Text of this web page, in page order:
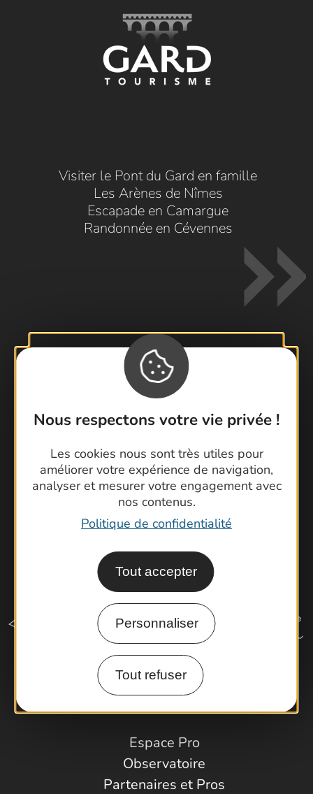
Nous respectons votre vie privée !
Les cookies nous sont très utiles pour
améliorer votre expérience de navigation,
analyser et mesurer votre engagement avec
nos contenus.
Politique de confidentialité
Tout accepter
Personnaliser
Tout refuser
Visiter le Pont du Gard en famille
Les Arènes de Nîmes
Escapade en Camargue
Randonnée en Cévennes
Contactez-nous !
Foire aux questions
Brochures
Latitude Gard
Comment venir ?
Espace Pro
Observatoire
Partenaires et Pros